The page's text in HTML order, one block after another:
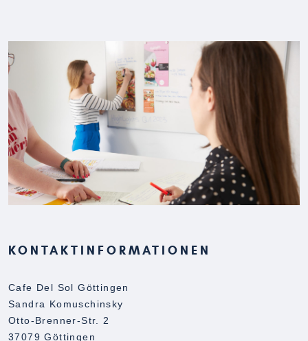
KONTAKTINFORMATIONEN
Cafe Del Sol Göttingen
Sandra Komuschinsky
Otto-Brenner-Str. 2
37079 Göttingen